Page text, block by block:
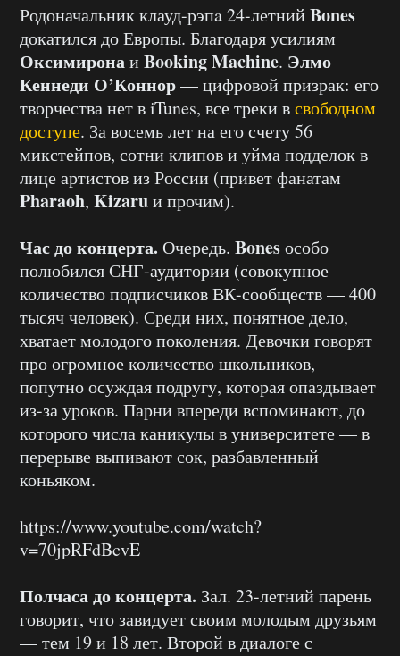
Родоначальник клауд-рэпa 24-летний Bones
докатился до Европы. Благодаря усилиям
Оксимиронаи Booking Machine. Элмо
Кеннеди О’Коннор— цифровой призрак: его
творчества нет в iTunes, все треки всвободном
доступе. За восемь лет на его счету 56
микстейпов, сотни клипов и уйма подделок в
лице артистов из России (привет фанатам
Pharaoh, Kizaruи прочим).
Час до концерта. Очередь. Bonesособо
полюбился СНГ-аудитории (совокупное
количество подписчиков ВК-сообществ — 400
тысяч человек). Среди них, понятное дело,
хватает молодого поколения. Девочки говорят
про огромное количество школьников,
попутно осуждая подругу, которая опаздывает
из-за уроков. Парни впереди вспоминают, до
которого числа каникулы в университете — в
перерыве выпивают сок, разбавленный
коньяком.
https://www.youtube.com/watch?
v=70jpRFdBcvE
Полчаса до концерта. Зал. 23-летний парень
говорит, что завидует своим молодым друзьям
— тем 19 и 18 лет. Второй в диалоге с